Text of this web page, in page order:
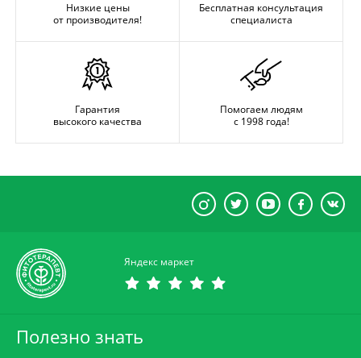
Низкие цены
от производителя!
Бесплатная консультация
специалиста
Гарантия
высокого качества
Помогаем людям
с 1998 года!
Яндекс маркет
Полезно знать